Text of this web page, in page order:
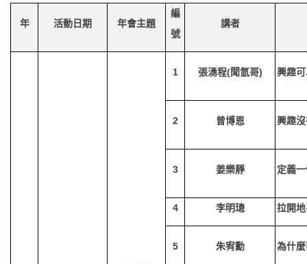
年 活動日期 年會主題
編
號
講者
1 張湧程(聞氫哥) 興趣
2 曾博恩 興趣
3 姜樂靜 定義
4 李明璁 拉開
5 朱宥勳 為什